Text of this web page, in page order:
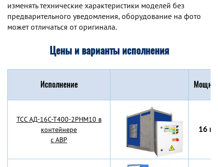
изменять технические характеристики моделей без
предварительного уведомления, оборудование на фото
может отличаться от оригинала.
Цены и варианты исполнения
Исполнение
TCC АД-16С-Т400-2РНМ10 в
контейнере
с АВР
16